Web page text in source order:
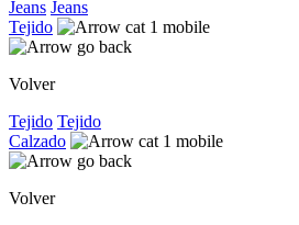
Jeans Jeans
Tejido
Volver
Tejido Tejido
Calzado
Volver